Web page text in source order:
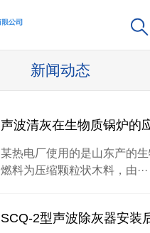
新闻动态
声波清灰在生物质锅炉的
某热电厂使用的是山东产的生
燃料为压缩颗粒状木料，由···